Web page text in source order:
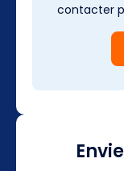
contacter